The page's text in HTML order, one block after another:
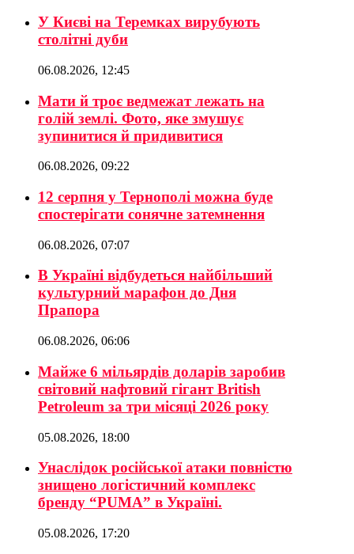
У Києві на Теремках вирубують
столітні дуби
06.08.2026, 12:45
Мати й троє ведмежат лежать на
голій землі. Фото, яке змушує
зупинитися й придивитися
06.08.2026, 09:22
12 серпня у Тернополі можна буде
спостерігати сонячне затемнення
06.08.2026, 07:07
В Україні відбудеться найбільший
культурний марафон до Дня
Прапора
06.08.2026, 06:06
Майже 6 мільярдів доларів заробив
світовий нафтовий гігант British
Petroleum за три місяці 2026 року
05.08.2026, 18:00
Унаслідок російської атаки повністю
знищено логістичний комплекс
бренду “PUMA” в Україні.
05.08.2026, 17:20